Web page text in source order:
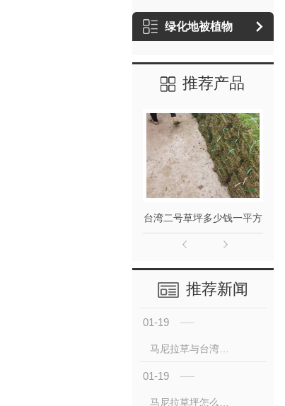
绿化地被植物
推荐产品
台湾二号草坪多少钱一平方
推荐新闻
01-19
马尼拉草与台湾二号（细叶结缕草）有什么区别？如何选？
01-19